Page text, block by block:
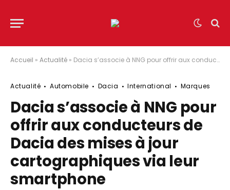
Accueil » Actualité » Dacia s’associe à NNG pour offrir aux conducteurs de Dacia des mises à jour cartographiques via leur smartphone
Actualité Automobile Dacia International Marques
Dacia s’associe à NNG pour
offrir aux conducteurs de
Dacia des mises à jour
cartographiques via leur
smartphone